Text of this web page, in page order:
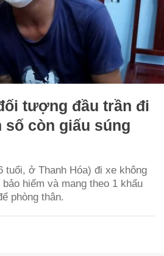
tượng đầu trần đi
số còn giấu súng
tuổi, ở Thanh Hóa) đi xe không
hiểm và mang theo 1 khẩu
phòng thân.